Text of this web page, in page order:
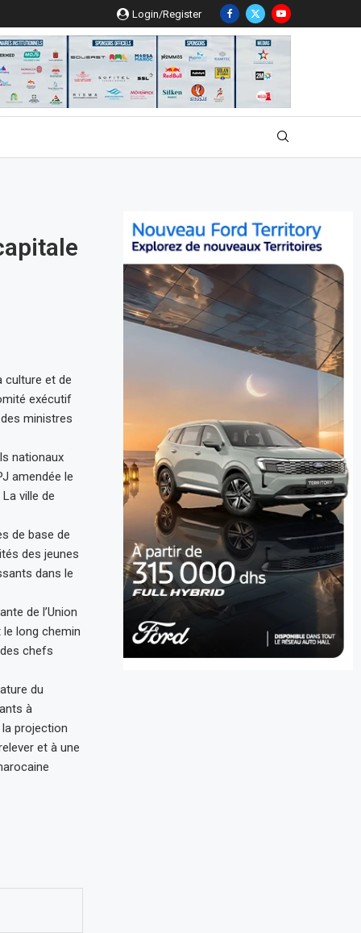
Login/Register
culture et de
exécutif
ministres
nationaux
amendée le
ville de
de base de
des jeunes
dans le
de l’Union
le long chemin
chefs
du
à
la projection
et à une